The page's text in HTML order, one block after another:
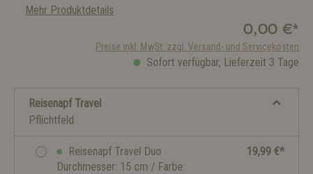
Mehr Produktdetails
0,00 €*
Preise inkl. MwSt. zzgl. Versand- und Servicekosten
Sofort verfügbar, Lieferzeit 3 Tage
Reisenapf Travel
Pflichtfeld
Reisenapf Travel Duo
Durchmesser: 15 cm / Farbe:
19,99 €*